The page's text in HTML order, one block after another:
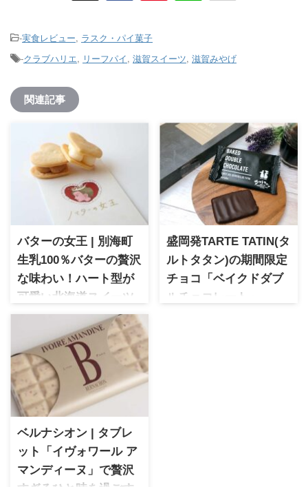
-実食レビュー, ラスク・パイ菓子
-クラブハリエ, リーフパイ, 滋賀スイーツ, 滋賀みやげ
関連記事
バターの女王 | 別海町
生乳100％バターの贅沢
な味わい！ハート型が
可愛い北海道スイーツ
「バターサンドクッキ
ー2種」
北海道別海町の生乳100％バタ
ーを使用した「バターの女
王」のバターサンドクッキ
ー。ハート型の可愛い見た目
と濃厚な味わいで人気の北海
道スイーツです。
盛岡発TARTE TATIN(タ
ルトタタン)の期間限定
チョコ「ベイクドダブ
ルチョコレート」
ベルナシオン | タブレ
ット「イヴォワール ア
マンディーヌ」で贅沢